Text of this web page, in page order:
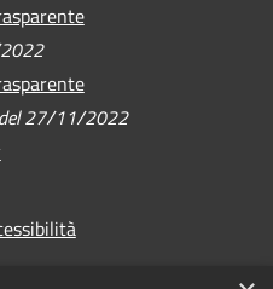
del 27/11/2022